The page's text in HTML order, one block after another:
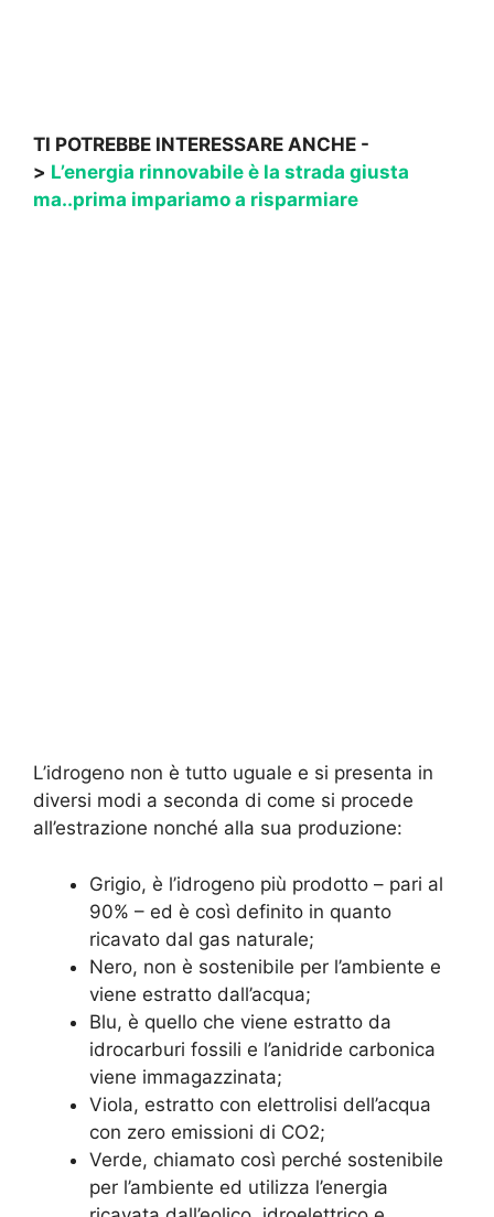
TI POTREBBE INTERESSARE ANCHE -
> L’energia rinnovabile è la strada giusta
ma..prima impariamo a risparmiare
L’idrogeno non è tutto uguale e si presenta in
diversi modi a seconda di come si procede
all’estrazione nonché alla sua produzione:
Grigio, è l’idrogeno più prodotto – pari al
90% – ed è così definito in quanto
ricavato dal gas naturale;
Nero, non è sostenibile per l’ambiente e
viene estratto dall’acqua;
Blu, è quello che viene estratto da
idrocarburi fossili e l’anidride carbonica
viene immagazzinata;
Viola, estratto con elettrolisi dell’acqua
con zero emissioni di CO2;
Verde, chiamato così perché sostenibile
per l’ambiente ed utilizza l’energia